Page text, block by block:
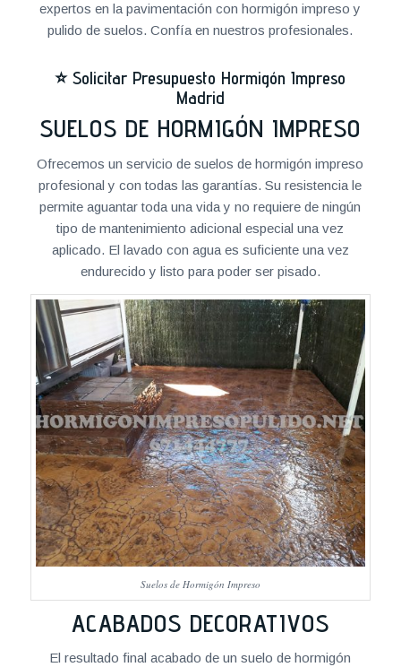
expertos en la pavimentación con hormigón impreso y
pulido de suelos. Confía en nuestros profesionales.
⭐Solicitar Presupuesto Hormigón Impreso
Madrid
SUELOS DE HORMIGÓN IMPRESO
Ofrecemos un servicio de suelos de hormigón impreso
profesional y con todas las garantías. Su resistencia le
permite aguantar toda una vida y no requiere de ningún
tipo de mantenimiento adicional especial una vez
aplicado. El lavado con agua es suficiente una vez
endurecido y listo para poder ser pisado.
Suelos de Hormigón Impreso
ACABADOS DECORATIVOS
El resultado final acabado de un suelo de hormigón